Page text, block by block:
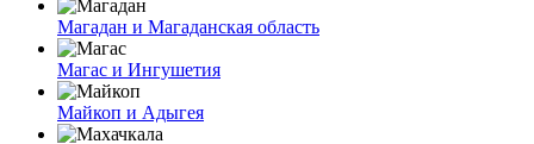
Магадан и Магаданская область
Магас и Ингушетия
Майкоп и Адыгея